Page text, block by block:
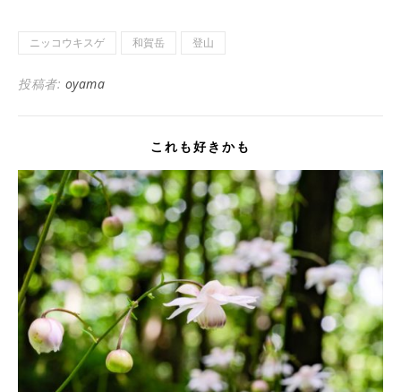
ニッコウキスゲ 和賀岳 登山
投稿者: oyama
これも好きかも